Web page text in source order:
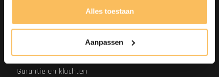
Alles toestaan
Aanpassen
Klantenservice
Garantie en klachten